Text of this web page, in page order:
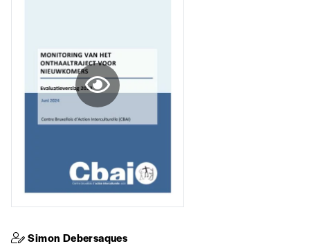
Téléphone
Rue
Simon Debersaques